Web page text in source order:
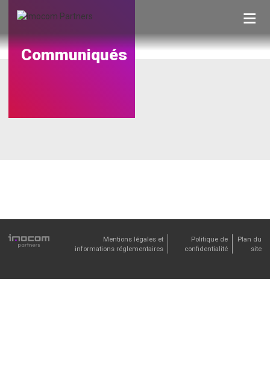
Communiqués
Mentions légales et
informations réglementaires
Politique de
confidentialité
Plan du
site